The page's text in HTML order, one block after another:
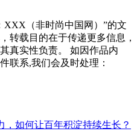
XXX（非时尚中国网）”的文
转载目的在于传递更多信息，
真实性负责。 如因作品内
联系,我们会及时处理：
，如何让百年积淀持续生长？